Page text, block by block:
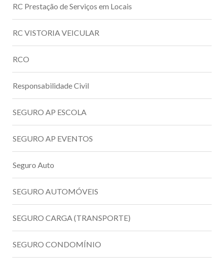
RC Prestação de Serviços em Locais
RC VISTORIA VEICULAR
RCO
Responsabilidade Civil
SEGURO AP ESCOLA
SEGURO AP EVENTOS
Seguro Auto
SEGURO AUTOMÓVEIS
SEGURO CARGA (TRANSPORTE)
SEGURO CONDOMÍNIO